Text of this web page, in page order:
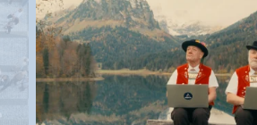
Anwil
Appenzell
Au SG
Baar
Baden